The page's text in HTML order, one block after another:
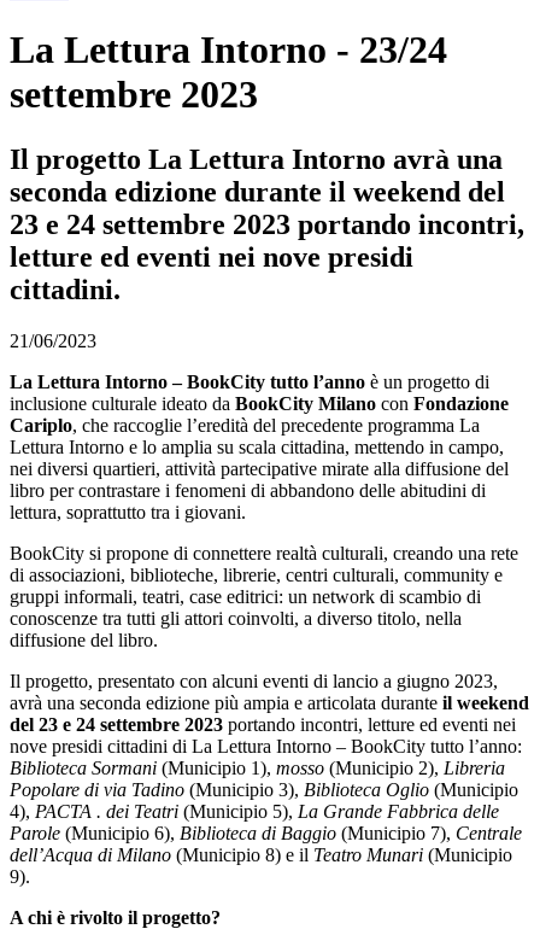
La Lettura Intorno - 23/24
settembre 2023
Il progetto La Lettura Intorno avrà una
seconda edizione durante il weekend del
23 e 24 settembre 2023 portando incontri,
letture ed eventi nei nove presidi
cittadini.
21/06/2023
La Lettura Intorno – BookCity tutto l’anno è un progetto di
inclusione culturale ideato da BookCity Milano con Fondazione
Cariplo, che raccoglie l’eredità del precedente programma La
Lettura Intorno e lo amplia su scala cittadina, mettendo in campo,
nei diversi quartieri, attività partecipative mirate alla diffusione del
libro per contrastare i fenomeni di abbandono delle abitudini di
lettura, soprattutto tra i giovani.
BookCity si propone di connettere realtà culturali, creando una rete
di associazioni, biblioteche, librerie, centri culturali, community e
gruppi informali, teatri, case editrici: un network di scambio di
conoscenze tra tutti gli attori coinvolti, a diverso titolo, nella
diffusione del libro.
Il progetto, presentato con alcuni eventi di lancio a giugno 2023,
avrà una seconda edizione più ampia e articolata durante il weekend
del 23 e 24 settembre 2023 portando incontri, letture ed eventi nei
nove presidi cittadini di La Lettura Intorno – BookCity tutto l’anno:
Biblioteca Sormani (Municipio 1), mosso (Municipio 2), Libreria
Popolare di via Tadino (Municipio 3), Biblioteca Oglio (Municipio
4), PACTA . dei Teatri (Municipio 5), La Grande Fabbrica delle
Parole (Municipio 6), Biblioteca di Baggio (Municipio 7), Centrale
dell’Acqua di Milano (Municipio 8) e il Teatro Munari (Municipio
9).
A chi è rivolto il progetto?